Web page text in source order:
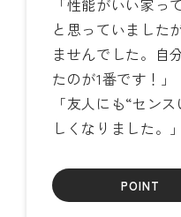
「性能がいい家っ
と思っていました
ませんでした。自
たのが1番です！」
「友人にも“セン
しくなりました。」
POINT